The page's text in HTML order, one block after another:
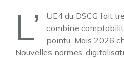
L’
UE4 du DSCG fait
combine
pointu. Mais 2026
Nouvelles normes,